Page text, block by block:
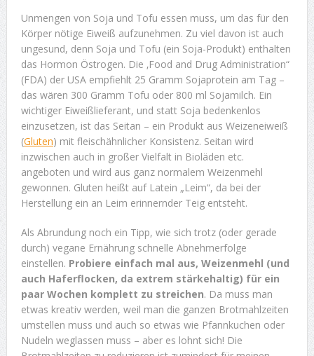
Unmengen von Soja und Tofu essen muss, um das für den
Körper nötige Eiweiß aufzunehmen. Zu viel davon ist auch
ungesund, denn Soja und Tofu (ein Soja-Produkt) enthalten
das Hormon Östrogen. Die ‚Food and Drug Administration“
(FDA) der USA empfiehlt 25 Gramm Sojaprotein am Tag –
das wären 300 Gramm Tofu oder 800 ml Sojamilch. Ein
wichtiger Eiweißlieferant, und statt Soja bedenkenlos
einzusetzen, ist das Seitan – ein Produkt aus Weizeneiweiß
(Gluten) mit fleischähnlicher Konsistenz. Seitan wird
inzwischen auch in großer Vielfalt in Bioläden etc.
angeboten und wird aus ganz normalem Weizenmehl
gewonnen. Gluten heißt auf Latein „Leim“, da bei der
Herstellung ein an Leim erinnernder Teig entsteht.
Als Abrundung noch ein Tipp, wie sich trotz (oder gerade
durch) vegane Ernährung schnelle Abnehmerfolge
einstellen. Probiere einfach mal aus, Weizenmehl (und
auch Haferflocken, da extrem stärkehaltig) für ein
paar Wochen komplett zu streichen. Da muss man
etwas kreativ werden, weil man die ganzen Brotmahlzeiten
umstellen muss und auch so etwas wie Pfannkuchen oder
Nudeln weglassen muss – aber es lohnt sich! Die